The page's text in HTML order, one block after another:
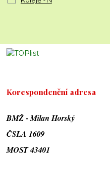
Korespondenční adresa
BMŽ - Milan Horský
ČSLA 1609
MOST 43401